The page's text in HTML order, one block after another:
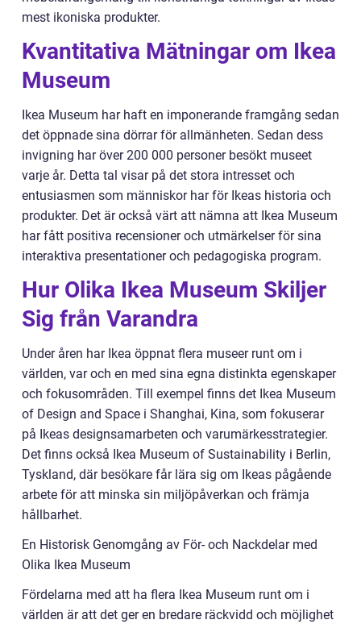
mest ikoniska produkter.
Kvantitativa Mätningar om Ikea
Museum
Ikea Museum har haft en imponerande framgång sedan
det öppnade sina dörrar för allmänheten. Sedan dess
invigning har över 200 000 personer besökt museet
varje år. Detta tal visar på det stora intresset och
entusiasmen som människor har för Ikeas historia och
produkter. Det är också värt att nämna att Ikea Museum
har fått positiva recensioner och utmärkelser för sina
interaktiva presentationer och pedagogiska program.
Hur Olika Ikea Museum Skiljer
Sig från Varandra
Under åren har Ikea öppnat flera museer runt om i
världen, var och en med sina egna distinkta egenskaper
och fokusområden. Till exempel finns det Ikea Museum
of Design and Space i Shanghai, Kina, som fokuserar
på Ikeas designsamarbeten och varumärkesstrategier.
Det finns också Ikea Museum of Sustainability i Berlin,
Tyskland, där besökare får lära sig om Ikeas pågående
arbete för att minska sin miljöpåverkan och främja
hållbarhet.
En Historisk Genomgång av För- och Nackdelar med
Olika Ikea Museum
Fördelarna med att ha flera Ikea Museum runt om i
världen är att det ger en bredare räckvidd och möjlighet